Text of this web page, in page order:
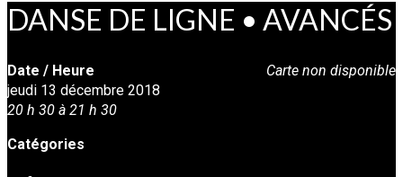
DANSE DE LIGNE • AVANCÉS
Carte non disponible
Date / Heure
jeudi 13 décembre 2018
20 h 30 à 21 h 30
Catégories